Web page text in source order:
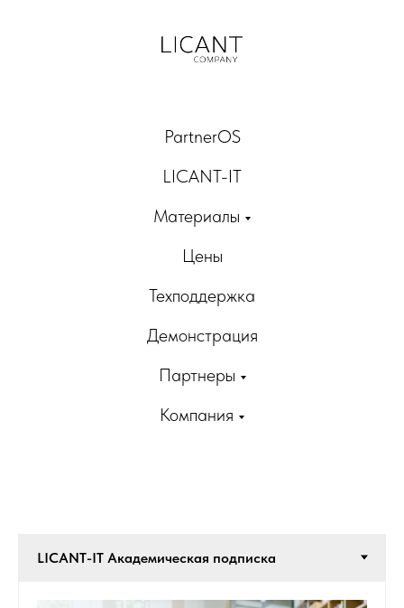
PartnerOS
LICANT-IT
Материалы
Цены
Техподдержка
Демонстрация
Партнеры
Компания